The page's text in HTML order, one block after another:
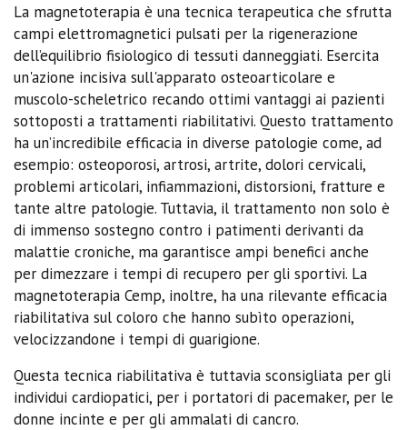
La magnetoterapia è una tecnica terapeutica che sfrutta
campi elettromagnetici pulsati per la rigenerazione
dell’equilibrio fisiologico di tessuti danneggiati. Esercita
un'azione incisiva sull'apparato osteoarticolare e
muscolo-scheletrico recando ottimi vantaggi ai pazienti
sottoposti a trattamenti riabilitativi. Questo trattamento
ha un’incredibile efficacia in diverse patologie come, ad
esempio: osteoporosi, artrosi, artrite, dolori cervicali,
problemi articolari, infiammazioni, distorsioni, fratture e
tante altre patologie. Tuttavia, il trattamento non solo è
di immenso sostegno contro i patimenti derivanti da
malattie croniche, ma garantisce ampi benefici anche
per dimezzare i tempi di recupero per gli sportivi. La
magnetoterapia Cemp, inoltre, ha una rilevante efficacia
riabilitativa sul coloro che hanno subìto operazioni,
velocizzandone i tempi di guarigione.
Questa tecnica riabilitativa è tuttavia sconsigliata per gli
individui cardiopatici, per i portatori di pacemaker, per le
donne incinte e per gli ammalati di cancro.